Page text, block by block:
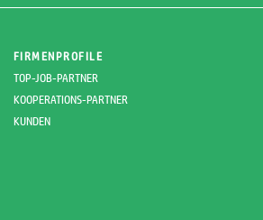
FIRMENPROFILE
TOP-JOB-PARTNER
KOOPERATIONS-PARTNER
KUNDEN